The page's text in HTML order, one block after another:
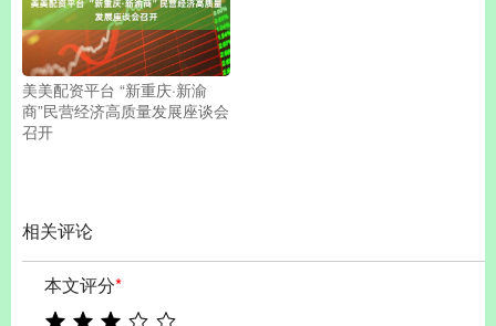
美美配资平台 “新重庆·新渝
商”民营经济高质量发展座谈会
召开
相关评论
本文评分*